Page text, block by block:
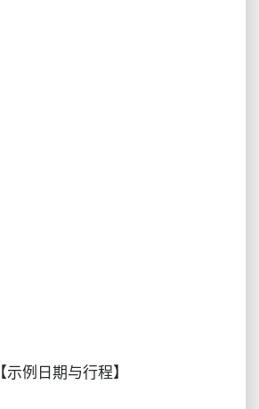
【示例日期与行程】